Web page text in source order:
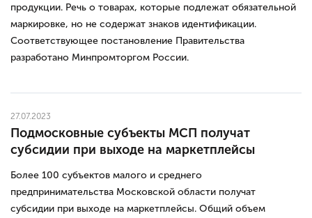
продукции. Речь о товарах, которые подлежат обязательной
маркировке, но не содержат знаков идентификации.
Соответствующее постановление Правительства
разработано Минпромторгом России.
27.07.2023
Подмосковные субъекты МСП получат
субсидии при выходе на маркетплейсы
Более 100 субъектов малого и среднего
предпринимательства Московской области получат
субсидии при выходе на маркетплейсы. Общий объем